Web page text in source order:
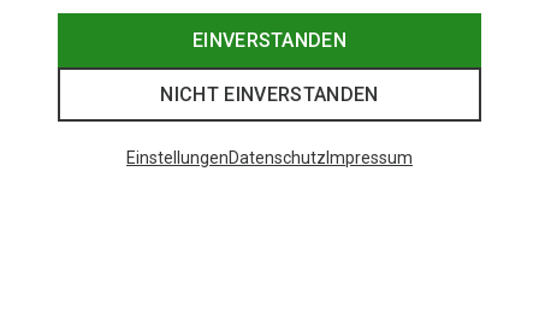
EINVERSTANDEN
NICHT EINVERSTANDEN
EinstellungenDatenschutz Impressum